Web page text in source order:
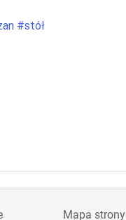
#stół
Mapa strony